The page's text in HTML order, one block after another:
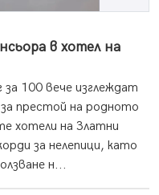
в хотел на
100 вече изглеждат
за престой на родното
хотели на Златни
за нелепици, като
н...